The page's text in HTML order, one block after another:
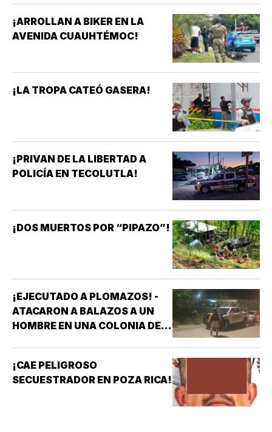
¡ARROLLAN A BIKER EN LA
AVENIDA CUAUHTÉMOC!
¡LA TROPA CATEÓ GASERA!
¡PRIVAN DE LA LIBERTAD A
POLICÍA EN TECOLUTLA!
¡DOS MUERTOS POR “PIPAZO”!
¡EJECUTADO A PLOMAZOS! -
ATACARON A BALAZOS A UN
HOMBRE EN UNA COLONIA DE
¡CAE PELIGROSO
SECUESTRADOR EN POZA RICA!